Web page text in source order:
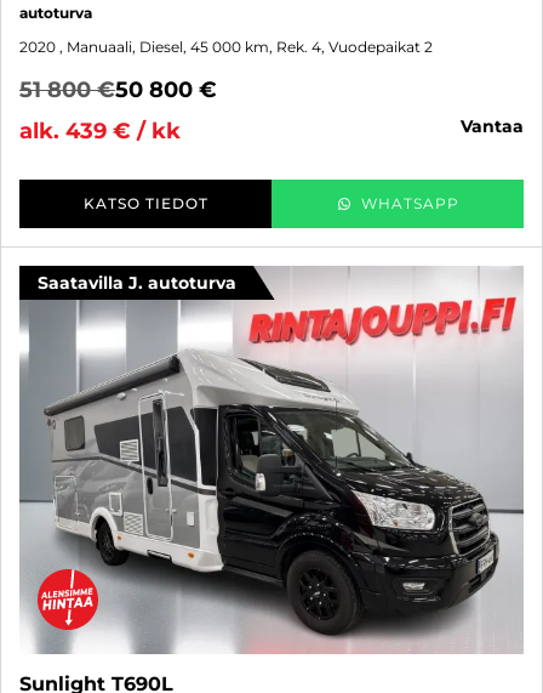
autoturva
2020 , Manuaali, Diesel, 45 000 km, Rek. 4, Vuodepaikat 2
51 800 €50 800 €
alk. 439 € / kk
vantaa
KATSO TIEDOT WHATSAPP
Saatavilla J. autoturva
Sunlight T690L